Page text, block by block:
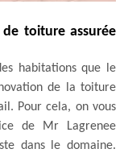
toiture assurée
habitations que le
de la toiture
Pour cela, on vous
de Mr Lagrenee
dans le domaine.